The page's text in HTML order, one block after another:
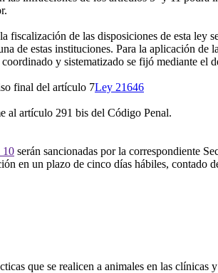
fiscalización de las disposiciones de esta
de estas instituciones. Para la aplicación
y sistematizado se fijó mediante
final del artículo 7Ley 21646
al artículo 291 bis del Código Penal.
10 serán sancionadas por la correspondiente
en un plazo de cinco días hábiles, contado
que se realicen a animales en las clínicas